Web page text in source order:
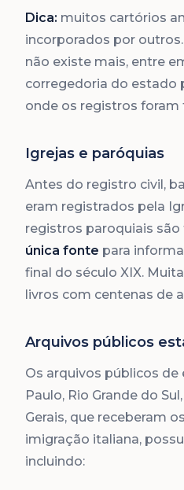
Dica: muitos cartórios
incorporados por
não existe mais, entre
corregedoria do estado
onde os registros foram
Igrejas e paróquias
Antes do registro civil,
eram registrados pela
registros paroquiais
única fonte para
final do século XIX.
livros com centenas de
Arquivos públicos
Os arquivos públicos
Paulo, Rio Grande do
Gerais, que receberam
imigração italiana,
incluindo: